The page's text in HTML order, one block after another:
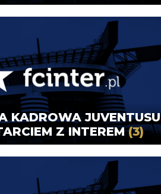
KADROWA JUVENTUSU
Z INTEREM(3)